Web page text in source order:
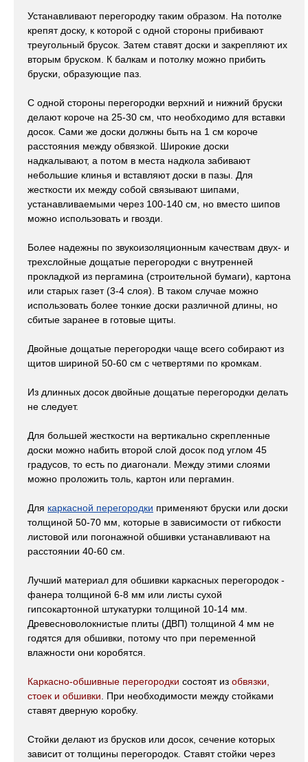
Устанавливают перегородку таким образом. На потолке
крепят доску, к которой с одной стороны прибивают
треугольный брусок. Затем ставят доски и закрепляют их
вторым бруском. К балкам и потолку можно прибить
бруски, образующие паз.
С одной стороны перегородки верхний и нижний бруски
делают короче на 25-30 см, что необходимо для вставки
досок. Сами же доски должны быть на 1 см короче
расстояния между обвязкой. Широкие доски
надкалывают, а потом в места надкола забивают
небольшие клинья и вставляют доски в пазы. Для
жесткости их между собой связывают шипами,
устанавливаемыми через 100-140 см, но вместо шипов
можно использовать и гвозди.
Более надежны по звукоизоляционным качествам двух- и
трехслойные дощатые перегородки с внутренней
прокладкой из пергамина (строительной бумаги), картона
или старых газет (3-4 слоя). В таком случае можно
использовать более тонкие доски различной длины, но
сбитые заранее в готовые щиты.
Двойные дощатые перегородки чаще всего собирают из
щитов шириной 50-60 см с четвертями по кромкам.
Из длинных досок двойные дощатые перегородки делать
не следует.
Для большей жесткости на вертикально скрепленные
доски можно набить второй слой досок под углом 45
градусов, то есть по диагонали. Между этими слоями
можно проложить толь, картон или пергамин.
Для каркасной перегородки применяют бруски или доски
толщиной 50-70 мм, которые в зависимости от гибкости
листовой или погонажной обшивки устанавливают на
расстоянии 40-60 см.
Лучший материал для обшивки каркасных перегородок -
фанера толщиной 6-8 мм или листы сухой
гипсокартонной штукатурки толщиной 10-14 мм.
Древесноволокнистые плиты (ДВП) толщиной 4 мм не
годятся для обшивки, потому что при переменной
влажности они коробятся.
Каркасно-обшивные перегородки состоят из обвязки,
стоек и обшивки . При необходимости между стойками
ставят дверную коробку.
Стойки делают из брусков или досок, сечение которых
зависит от толщины перегородок. Ставят стойки через